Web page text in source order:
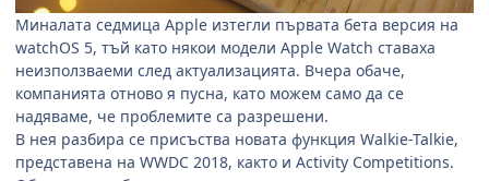
Миналата седмица Apple изтегли първата бета версия на
watchOS 5, тъй като някои модели Apple Watch ставаха
неизползваеми след актуализацията. Вчера обаче,
компанията отново я пусна, като можем само да се
надяваме, че проблемите са разрешени.
В нея разбира се присъства новата функция Walkie-Talkie,
представена на WWDC 2018, както и Activity Competitions.